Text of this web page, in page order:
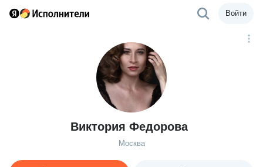
Войти
Виктория Федорова
Москва